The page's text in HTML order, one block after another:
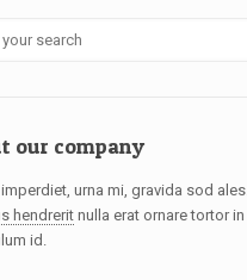
our company
urna mi, gravida sod ales.
hendreritnulla erat ornare tortor in
id.